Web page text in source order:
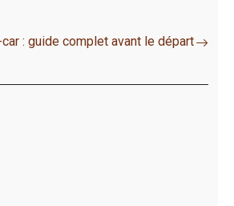
car : guide complet avant le départ